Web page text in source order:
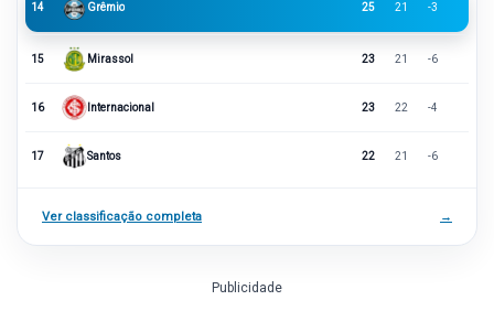
14 Grêmio 25 21 -3
15 Mirassol 23 21 -6
16 Internacional 23 22 -4
17 Santos 22 21 -6
Ver classificação completa →
Publicidade